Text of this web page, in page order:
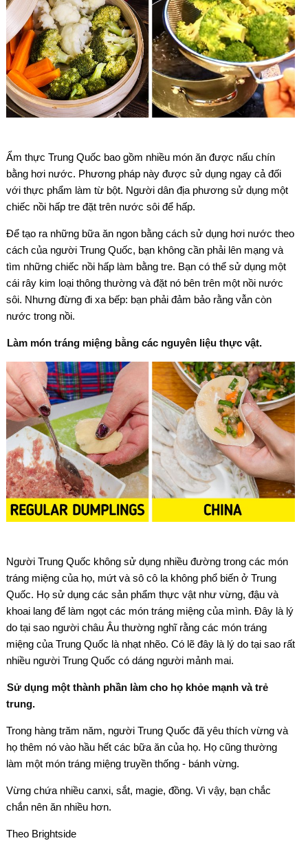
Ẩm thực Trung Quốc bao gồm nhiều món ăn được nấu chín
bằng hơi nước. Phương pháp này được sử dụng ngay cả đối
với thực phẩm làm từ bột. Người dân địa phương sử dụng một
chiếc nồi hấp tre đặt trên nước sôi để hấp.
Để tạo ra những bữa ăn ngon bằng cách sử dụng hơi nước theo
cách của người Trung Quốc, bạn không cần phải lên mạng và
tìm những chiếc nồi hấp làm bằng tre. Bạn có thể sử dụng một
cái rây kim loại thông thường và đặt nó bên trên một nồi nước
sôi. Nhưng đừng đi xa bếp: bạn phải đảm bảo rằng vẫn còn
nước trong nồi.
Làm món tráng miệng bằng các nguyên liệu thực vật.
Người Trung Quốc không sử dụng nhiều đường trong các món
tráng miệng của họ, mứt và sô cô la không phổ biến ở Trung
Quốc. Họ sử dụng các sản phẩm thực vật như vừng, đậu và
khoai lang để làm ngọt các món tráng miệng của mình. Đây là lý
do tại sao người châu Âu thường nghĩ rằng các món tráng
miệng của Trung Quốc là nhạt nhẽo. Có lẽ đây là lý do tại sao rất
nhiều người Trung Quốc có dáng người mảnh mai.
Sử dụng một thành phần làm cho họ khỏe mạnh và trẻ
trung.
Trong hàng trăm năm, người Trung Quốc đã yêu thích vừng và
họ thêm nó vào hầu hết các bữa ăn của họ. Họ cũng thường
làm một món tráng miệng truyền thống - bánh vừng.
Vừng chứa nhiều canxi, sắt, magie, đồng. Vì vậy, bạn chắc
chắn nên ăn nhiều hơn.
Theo Brightside